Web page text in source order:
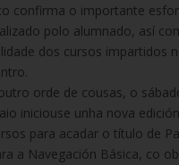
confirma o importante
polo alumnado, así
dos cursos impartidos
orde de cousas, o
iniciouse unha nova
para acadar o título de
a Navegación Básica, co